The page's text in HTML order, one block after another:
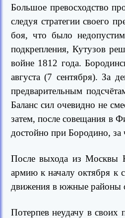
Большое превосходство
следуя стратегии своего
боя, что было
подкрепления, Кутузов
войне 1812 года.
августа (7 сентября). За
предварительным
Баланс сил очевидно не
затем, после совещания в
достойно при Бородино, за
После выхода из Москвы
армию к началу октября к
движения в южные районы
Потерпев неудачу в своих